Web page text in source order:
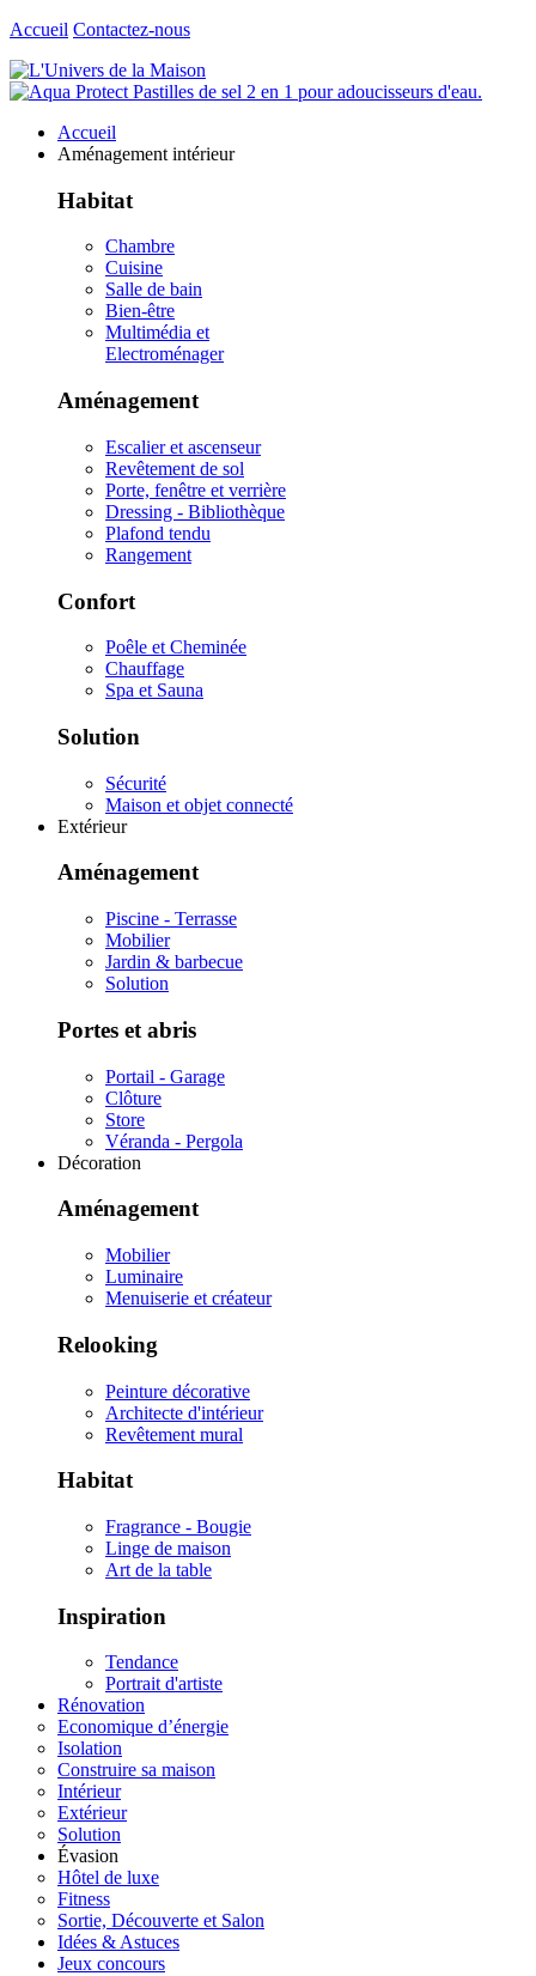
Accueil Contactez-nous
Accueil
Aménagement intérieur
Habitat
Chambre
Cuisine
Salle de bain
Bien-être
Multimédia et
Electroménager
Aménagement
Escalier et ascenseur
Revêtement de sol
Porte, fenêtre et verrière
Dressing - Bibliothèque
Plafond tendu
Rangement
Confort
Poêle et Cheminée
Chauffage
Spa et Sauna
Solution
Sécurité
Maison et objet connecté
Extérieur
Aménagement
Piscine - Terrasse
Mobilier
Jardin & barbecue
Solution
Portes et abris
Portail - Garage
Clôture
Store
Véranda - Pergola
Décoration
Aménagement
Mobilier
Luminaire
Menuiserie et créateur
Relooking
Peinture décorative
Architecte d'intérieur
Revêtement mural
Habitat
Fragrance - Bougie
Linge de maison
Art de la table
Inspiration
Tendance
Portrait d'artiste
Rénovation
Economique d’énergie
Isolation
Construire sa maison
Intérieur
Extérieur
Solution
Évasion
Hôtel de luxe
Fitness
Sortie, Découverte et Salon
Idées & Astuces
Jeux concours